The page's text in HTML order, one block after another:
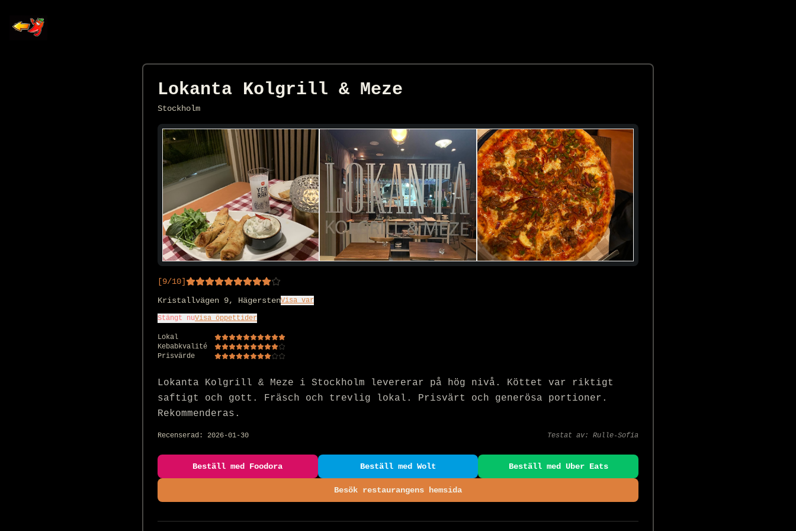
Lokanta Kolgrill & Meze
Stockholm
[9/10]
Kristallvägen 9, HägerstenVisa var
Stängt nuVisa öppettider
Lokal
Kebabkvalité
Prisvärde
Lokanta Kolgrill & Meze i Stockholm levererar på hög nivå. Köttet var riktigt
saftigt och gott. Fräsch och trevlig lokal. Prisvärt och generösa portioner.
Rekommenderas.
Recenserad: 2026-01-30 Testat av: Rulle-Sofia
Beställ med Foodora Beställ med Wolt Beställ med Uber Eats
Besök restaurangens hemsida